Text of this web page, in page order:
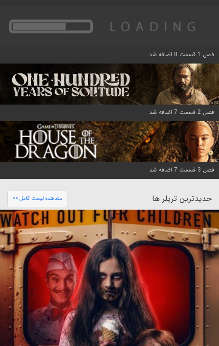
فصل 1 قسمت 8 اضافه شد
فصل 2 قسمت 7 اضافه شد
فصل 3 قسمت 7 اضافه شد
جدیدترین تریلر ها مشاهده لیست کامل >>